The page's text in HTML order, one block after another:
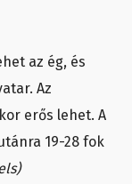
az ég, és
Az
erős lehet. A
19-28 fok